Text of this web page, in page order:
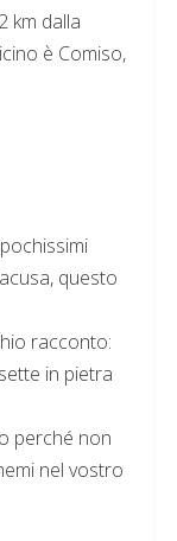
km dalla
è Comiso,
questo
racconto:
in pietra
perché non
nel vostro